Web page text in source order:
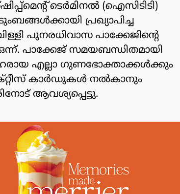
ടെർമിനൽ (ഐസിടിടി)
പ്രഖ്യാപിച്ച
പുനരധിവാസ പാക്കേജിന്റെ
പാക്കേജ് സമയബന്ധിതമായി
എല്ലാ ഗുണഭോക്താക്കൾക്കും
കാർഡുകൾ നൽകാനും
ആവശ്യപ്പെട്ടു.